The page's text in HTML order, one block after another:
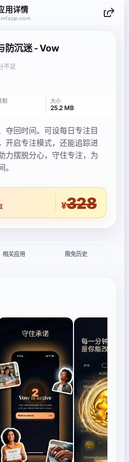
用详情
防沉迷 - Vow
不足
制 大小
25.2 MB
夺回时间。可设每日专注目
开启专注模式，还能追踪进
力摆脱分心，守住专注，为
¥328
相关应用 限免历史